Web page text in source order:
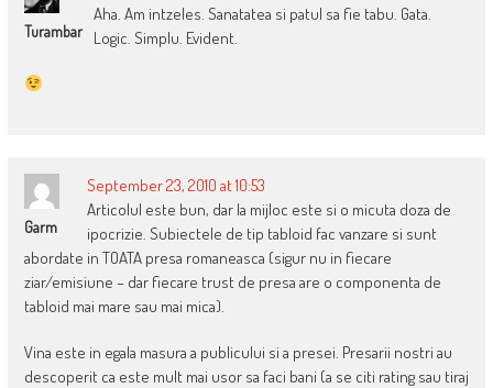
Turambar
Aha. Am intzeles. Sanatatea si patul sa fie tabu. Gata.
Logic. Simplu. Evident.
Garm
September 23, 2010 at 10:53
Articolul este bun, dar la mijloc este si o micuta doza de
ipocrizie. Subiectele de tip tabloid fac vanzare si sunt
abordate in TOATA presa romaneasca (sigur nu in fiecare
ziar/emisiune – dar fiecare trust de presa are o componenta de
tabloid mai mare sau mai mica).
Vina este in egala masura a publicului si a presei. Presarii nostri au
descoperit ca este mult mai usor sa faci bani (a se citi rating sau tiraj